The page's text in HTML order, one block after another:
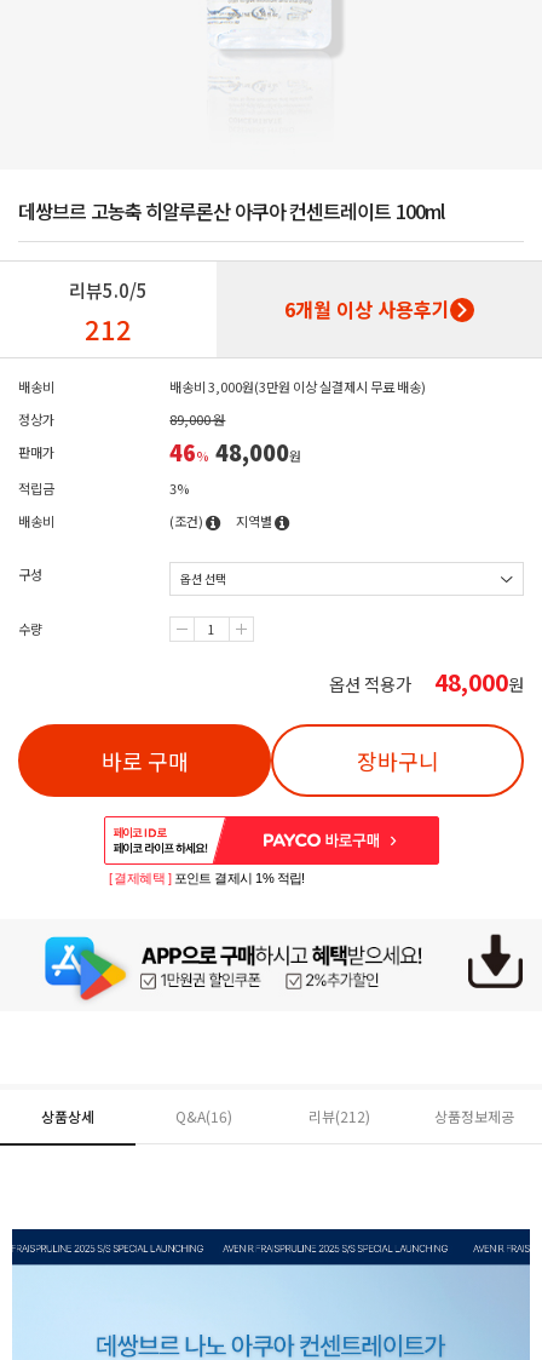
데쌍브르 고농축 히알루론산 아쿠아 컨센트레이트 100ml
리뷰5.0/5
212 6개월 이상 사용후기
배송비
배송비 3,000원(3만원 이상 실결제시 무료 배송)
정상가
89,000 원
판매가
46% 48,000원
적립금
3%
배송비
(조건) 지역별
구성
수량
옵션 적용가 48,000원
바로 구매 장바구니
[ 결제혜택 ] 포인트 결제시 1% 적립!
상품상세 Q&A(16) 리뷰(212) 상품정보제공